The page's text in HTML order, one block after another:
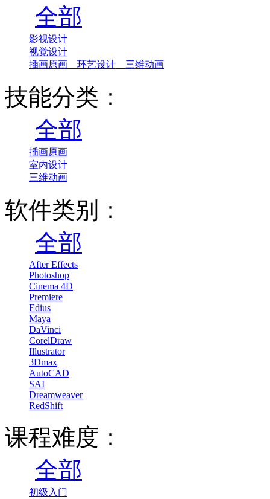
全部
影视设计
视觉设计
插画原画 环艺设计 三维动画
技能分类：
全部
插画原画
室内设计
三维动画
软件类别：
全部
After Effects
Photoshop
Cinema 4D
Premiere
Edius
Maya
DaVinci
CorelDraw
Illustrator
3Dmax
AutoCAD
SAI
Dreamweaver
RedShift
课程难度：
全部
初级入门